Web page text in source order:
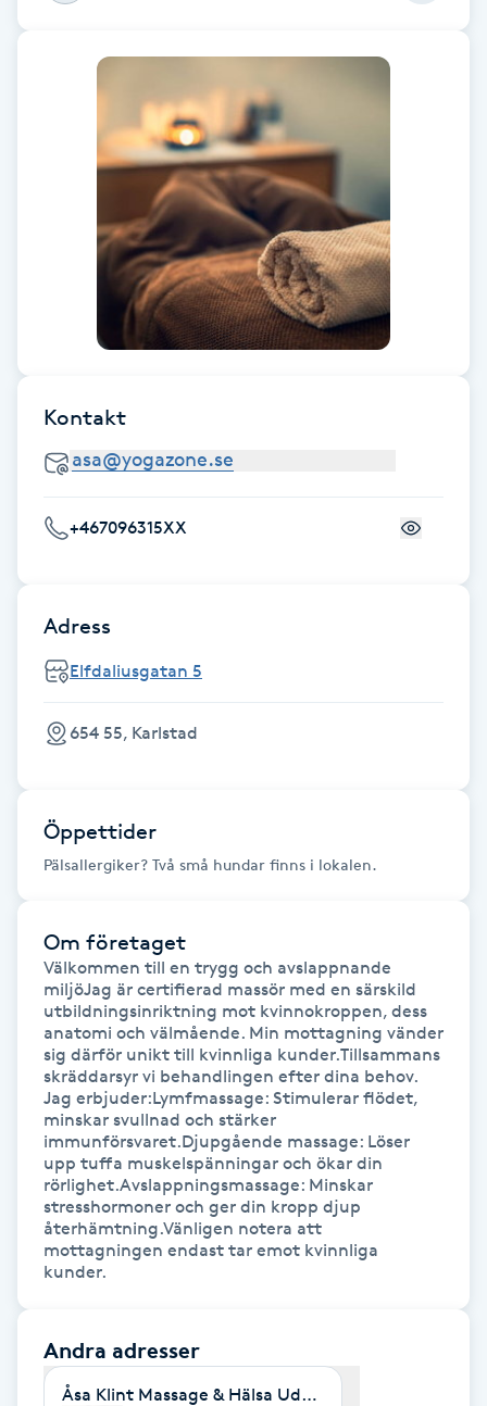
F
Faceliftmassage
Fettreducering
Fillers
Fotmassage
Fransar
Fransborttagning
Fransfärgning
Fransförlängning Megavolym
Fransförlängning Volym
Fransk manikyr
Fransrengöring
Frekvensterapi
Friskvård
Friskvårdsmassage
Frisör
Funktionsanalys
Kontakt
+467096315XX
Adress
Elfdaliusgatan 5
654 55, Karlstad
Öppettider
Pälsallergiker? Två små hundar finns i lokalen.
Om företaget
Välkommen till en trygg och avslappnande
miljöJag är certifierad massör med en särskild
utbildningsinriktning mot kvinnokroppen, dess
anatomi och välmående. Min mottagning vänder
sig därför unikt till kvinnliga kunder.Tillsammans
skräddarsyr vi behandlingen efter dina behov.
Jag erbjuder:Lymfmassage: Stimulerar flödet,
minskar svullnad och stärker
immunförsvaret.Djupgående massage: Löser
upp tuffa muskelspänningar och ökar din
rörlighet.Avslappningsmassage: Minskar
stresshormoner och ger din kropp djup
återhämtning.Vänligen notera att
mottagningen endast tar emot kvinnliga
kunder.
Andra adresser
Åsa Klint Massage & Hälsa Uddeholm